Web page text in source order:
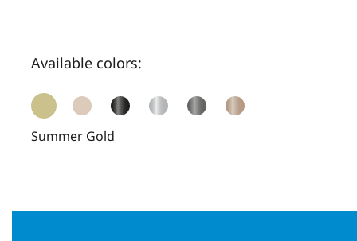
Available colors:
Summer Gold